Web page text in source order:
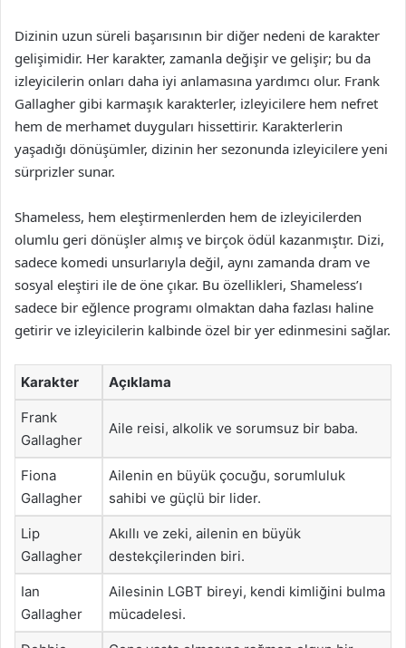
Dizinin uzun süreli başarısının bir diğer nedeni de karakter
gelişimidir. Her karakter, zamanla değişir ve gelişir; bu da
izleyicilerin onları daha iyi anlamasına yardımcı olur. Frank
Gallagher gibi karmaşık karakterler, izleyicilere hem nefret
hem de merhamet duyguları hissettirir. Karakterlerin
yaşadığı dönüşümler, dizinin her sezonunda izleyicilere yeni
sürprizler sunar.
Shameless, hem eleştirmenlerden hem de izleyicilerden
olumlu geri dönüşler almış ve birçok ödül kazanmıştır. Dizi,
sadece komedi unsurlarıyla değil, aynı zamanda dram ve
sosyal eleştiri ile de öne çıkar. Bu özellikleri, Shameless’ı
sadece bir eğlence programı olmaktan daha fazlası haline
getirir ve izleyicilerin kalbinde özel bir yer edinmesini sağlar.
Karakter Açıklama
Frank
Gallagher
Aile reisi, alkolik ve sorumsuz bir baba.
Fiona
Gallagher
Ailenin en büyük çocuğu, sorumluluk
sahibi ve güçlü bir lider.
Lip
Gallagher
Akıllı ve zeki, ailenin en büyük
destekçilerinden biri.
Ian
Gallagher
Ailesinin LGBT bireyi, kendi kimliğini bulma
mücadelesi.